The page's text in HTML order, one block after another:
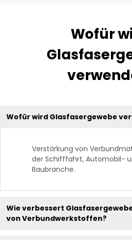
Wofür
Wofür wird Glasfasergewebe
Verstärkung von
der Schifffahrt, Automobil-
Baubranche.
Wie verbessert
von Verbundwerkstoffen?